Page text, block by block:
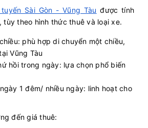
Sài Gòn - Vũng Tàu được tính
tùy theo hình thức thuê và loại xe.
phù hợp di chuyển một chiều,
Vũng Tàu
hồi trong ngày: lựa chọn phổ biến
1 đêm/ nhiều ngày: linh hoạt cho
đến giá thuê: